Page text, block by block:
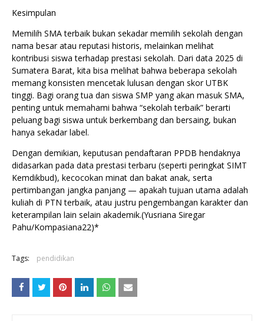
Kesimpulan
Memilih SMA terbaik bukan sekadar memilih sekolah dengan
nama besar atau reputasi historis, melainkan melihat
kontribusi siswa terhadap prestasi sekolah. Dari data 2025 di
Sumatera Barat, kita bisa melihat bahwa beberapa sekolah
memang konsisten mencetak lulusan dengan skor UTBK
tinggi. Bagi orang tua dan siswa SMP yang akan masuk SMA,
penting untuk memahami bahwa “sekolah terbaik” berarti
peluang bagi siswa untuk berkembang dan bersaing, bukan
hanya sekadar label.
Dengan demikian, keputusan pendaftaran PPDB hendaknya
didasarkan pada data prestasi terbaru (seperti peringkat SIMT
Kemdikbud), kecocokan minat dan bakat anak, serta
pertimbangan jangka panjang — apakah tujuan utama adalah
kuliah di PTN terbaik, atau justru pengembangan karakter dan
keterampilan lain selain akademik.(Yusriana Siregar
Pahu/Kompasiana22)*
Tags: pendidikan